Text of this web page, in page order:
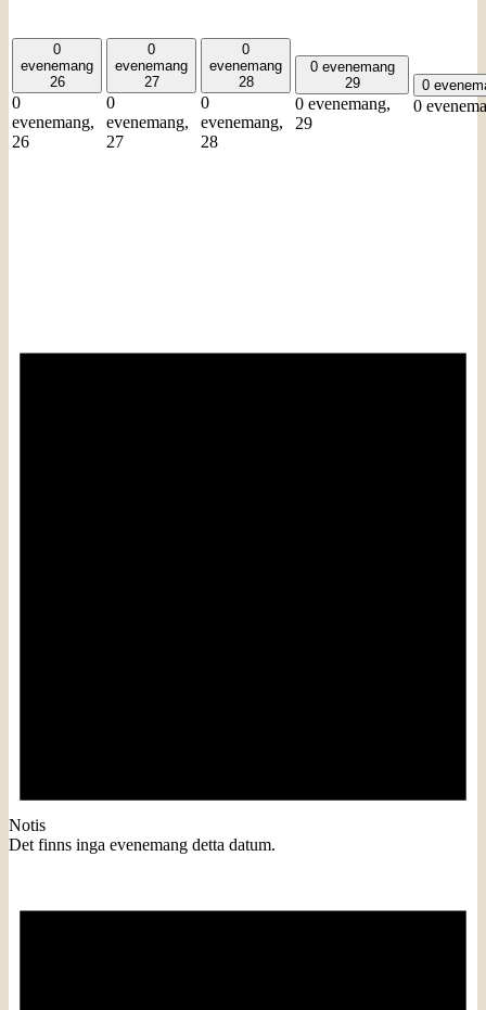
0
evenemang
26
0
evenemang,
26
0
evenemang
27
0
evenemang,
27
0
evenemang
28
0
evenemang,
28
0 evenemang
29
0 evenemang,
29
0
0
Notis
Det finns inga evenemang detta datum.